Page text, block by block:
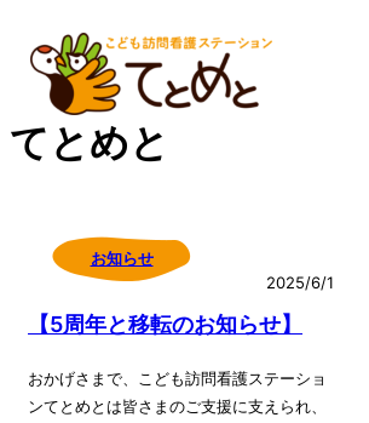
ス
てとめと
お知らせ
2025/6/1
【5周年と移転のお知らせ】
おかげさまで、こども訪問看護ステーショ
ンてとめとは皆さまのご支援に支えられ、